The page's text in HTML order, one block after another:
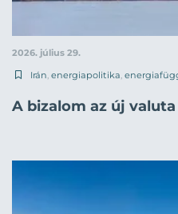
2026. július 29.
Irán, energiapolitika,
A bizalom az új valuta